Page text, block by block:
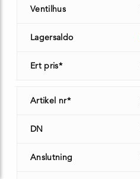
Ventilhus
Lagersaldo
Ert pris*
Artikel nr*
DN
Anslutning